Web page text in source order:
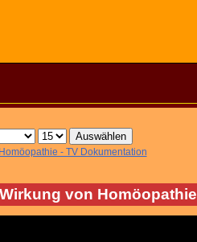
- TV Dokumentation
von Homöopathie